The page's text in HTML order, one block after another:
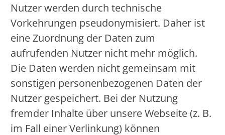
Nutzer werden durch technische
Vorkehrungen pseudonymisiert. Daher ist
eine Zuordnung der Daten zum
aufrufenden Nutzer nicht mehr möglich.
Die Daten werden nicht gemeinsam mit
sonstigen personenbezogenen Daten der
Nutzer gespeichert. Bei der Nutzung
fremder Inhalte über unsere Webseite (z. B.
im Fall einer Verlinkung) können